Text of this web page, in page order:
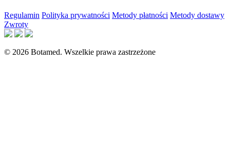
Regulamin Polityka prywatności Metody płatności Metody dostawy
Zwroty
© 2026 Botamed. Wszelkie prawa zastrzeżone